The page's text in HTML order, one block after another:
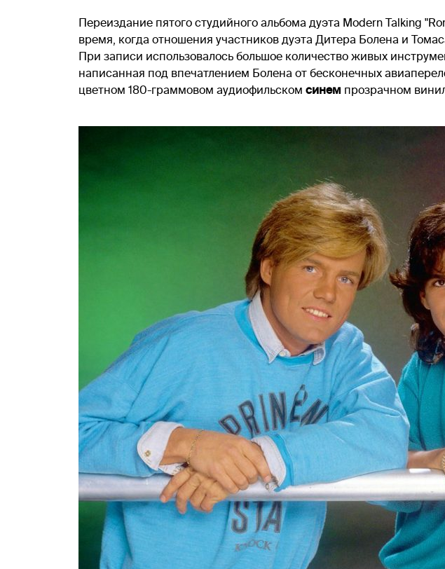
Переиздание пятого студийного альбома дуэта Modern Talking
время, когда отношения участников дуэта Дитера Болена и
При записи использовалось большое количество живых
написанная под впечатлением Болена от бесконечных
цветном 180-граммовом аудиофильском синем прозрачном